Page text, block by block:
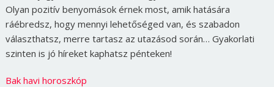
Olyan pozitív benyomások érnek most, amik hatására
ráébredsz, hogy mennyi lehetőséged van, és szabadon
választhatsz, merre tartasz az utazásod során… Gyakorlati
szinten is jó híreket kaphatsz pénteken!
Bak havi horoszkóp